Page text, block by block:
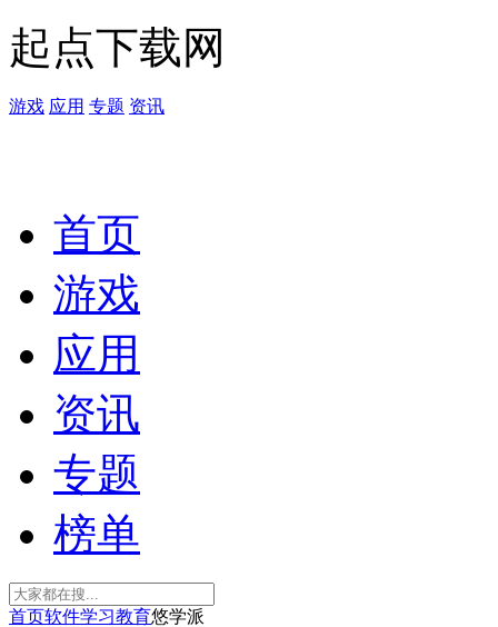
起点下载网
游戏 应用 专题 资讯
首页
游戏
应用
资讯
专题
榜单
首页软件学习教育悠学派